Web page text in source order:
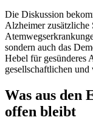
Die Diskussion
Alzheimer
sondern auch das
Hebel für gesünderes
gesellschaftlichen
Was aus den
offen bleibt